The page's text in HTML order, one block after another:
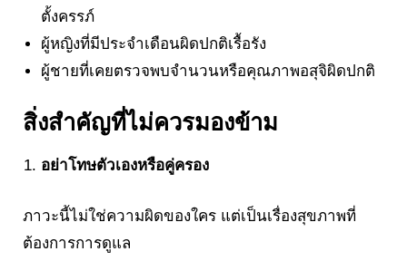
ตั้งครรภ์
ผู้หญิงที่มีประจำเดือนผิดปกติเรื้อรัง
ผู้ชายที่เคยตรวจพบจำนวนหรือคุณภาพอสุจิผิดปกติ
สิ่งสำคัญที่ไม่ควรมองข้าม
อย่าโทษตัวเองหรือคู่ครอง
ภาวะนี้ไม่ใช่ความผิดของใคร แต่เป็นเรื่องสุขภาพที่
ต้องการการดูแล